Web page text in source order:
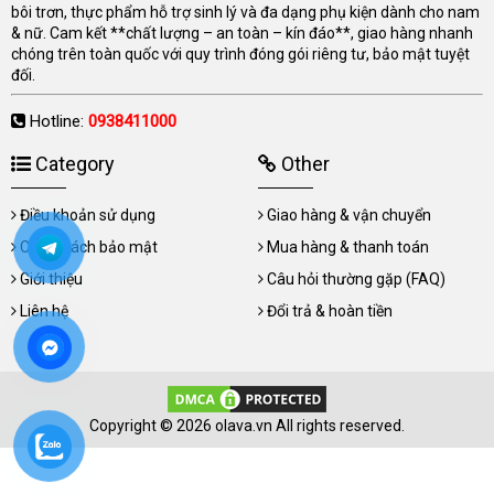
bôi trơn, thực phẩm hỗ trợ sinh lý và đa dạng phụ kiện dành cho nam
& nữ. Cam kết **chất lượng – an toàn – kín đáo**, giao hàng nhanh
chóng trên toàn quốc với quy trình đóng gói riêng tư, bảo mật tuyệt
đối.
Hotline: 0938411000
Category
Điều khoản sử dụng
Chính sách bảo mật
Giới thiệu
Liên hệ
Other
Giao hàng & vận chuyển
Mua hàng & thanh toán
Câu hỏi thường gặp (FAQ)
Đổi trả & hoàn tiền
Copyright © 2026 olava.vn All rights reserved.